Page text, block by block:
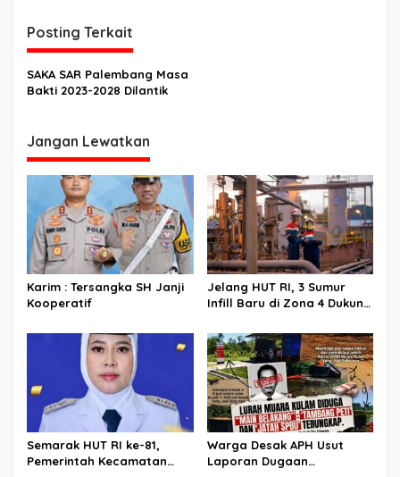
g
a
s
p
o
s
Posting Terkait
SAKA SAR Palembang Masa
Bakti 2023-2028 Dilantik
Jangan Lewatkan
Karim : Tersangka SH Janji
Kooperatif
Jelang HUT RI, 3 Sumur
Infill Baru di Zona 4 Dukung
Semarak HUT RI ke-81,
Pemerintah Kecamatan
Warga Desak APH Usut
Laporan Dugaan